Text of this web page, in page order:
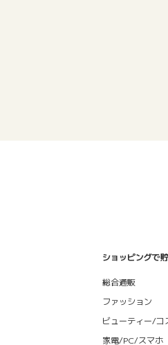
ショッピングで
総合通販
ファッション
ビューティー/コ
家電/PC/スマホ